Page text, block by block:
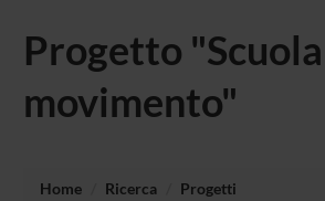
Progetto
movimento"
Home Ricerca
Progetti